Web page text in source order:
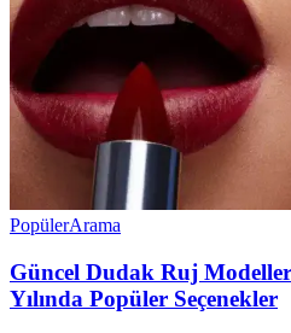
PopülerArama
Güncel Dudak Ruj
Yılında Popüler Seçenekler